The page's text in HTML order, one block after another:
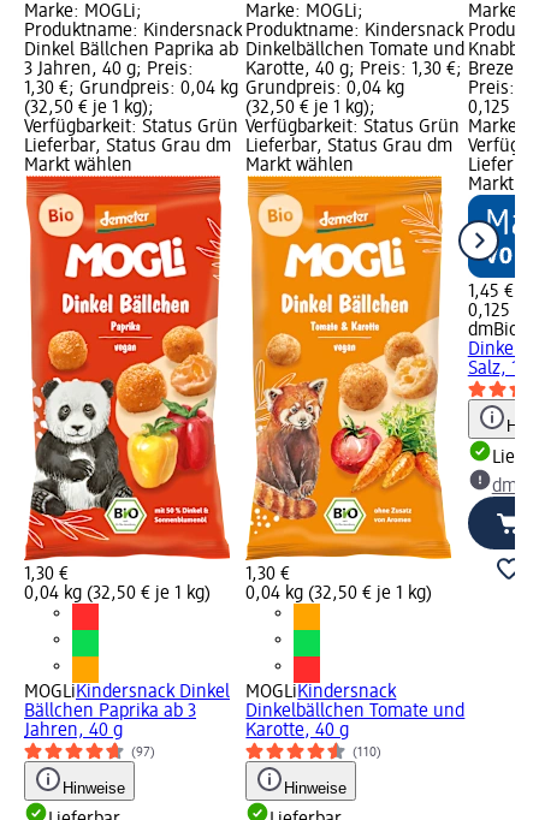
Marke: MOGLi;
Produktname: Kindersnack
Dinkel Bällchen Paprika ab
3 Jahren, 40 g; Preis:
1,30 €; Grundpreis: 0,04 kg
(32,50 € je 1 kg);
Verfügbarkeit: Status Grün
Lieferbar, Status Grau dm
Markt wählen
1,30 €
0,04 kg (32,50 € je 1 kg)
MOGLiKindersnack Dinkel
Bällchen Paprika ab 3
Jahren, 40 g
(97)
Hinweise
Marke: MOGLi;
Produktname: Kindersnack
Dinkelbällchen Tomate und
Karotte, 40 g; Preis: 1,30 €;
Grundpreis: 0,04 kg
(32,50 € je 1 kg);
Verfügbarkeit: Status Grün
Lieferbar, Status Grau dm
Markt wählen
1,30 €
0,04 kg (32,50 € je 1 kg)
MOGLiKindersnack
Dinkelbällchen Tomate und
Karotte, 40 g
(110)
Hinweise
Marke:
Brezeln
Preis:
0,125 kg
Marke
Markt
1,45 €
0,125 kg
dmBio
Dinkel
Salz,
dm